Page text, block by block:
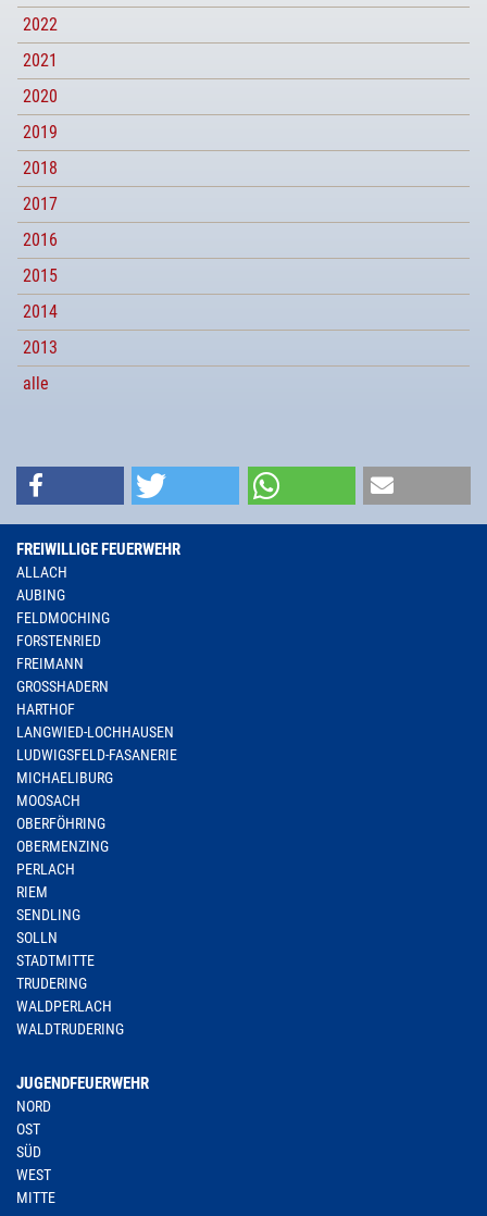
2022
2021
2020
2019
2018
2017
2016
2015
2014
2013
alle
FREIWILLIGE FEUERWEHR
ALLACH
AUBING
FELDMOCHING
FORSTENRIED
FREIMANN
GROSSHADERN
HARTHOF
LANGWIED-LOCHHAUSEN
LUDWIGSFELD-FASANERIE
MICHAELIBURG
MOOSACH
OBERFÖHRING
OBERMENZING
PERLACH
RIEM
SENDLING
SOLLN
STADTMITTE
TRUDERING
WALDPERLACH
WALDTRUDERING
JUGENDFEUERWEHR
NORD
OST
SÜD
WEST
MITTE